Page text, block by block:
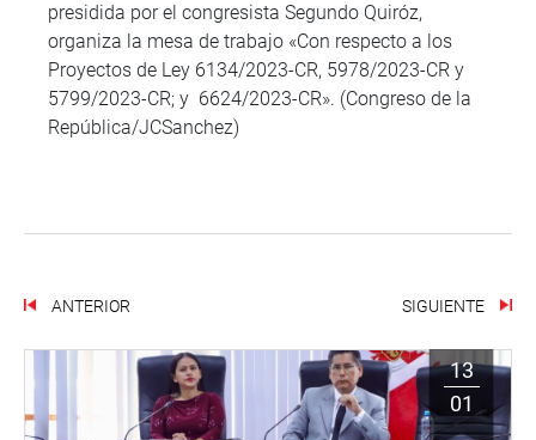
presidida por el congresista Segundo Quiróz,
organiza la mesa de trabajo «Con respecto a los
Proyectos de Ley 6134/2023-CR, 5978/2023-CR y
5799/2023-CR; y 6624/2023-CR». (Congreso de la
República/JCSanchez)
ANTERIOR SIGUIENTE
13
01